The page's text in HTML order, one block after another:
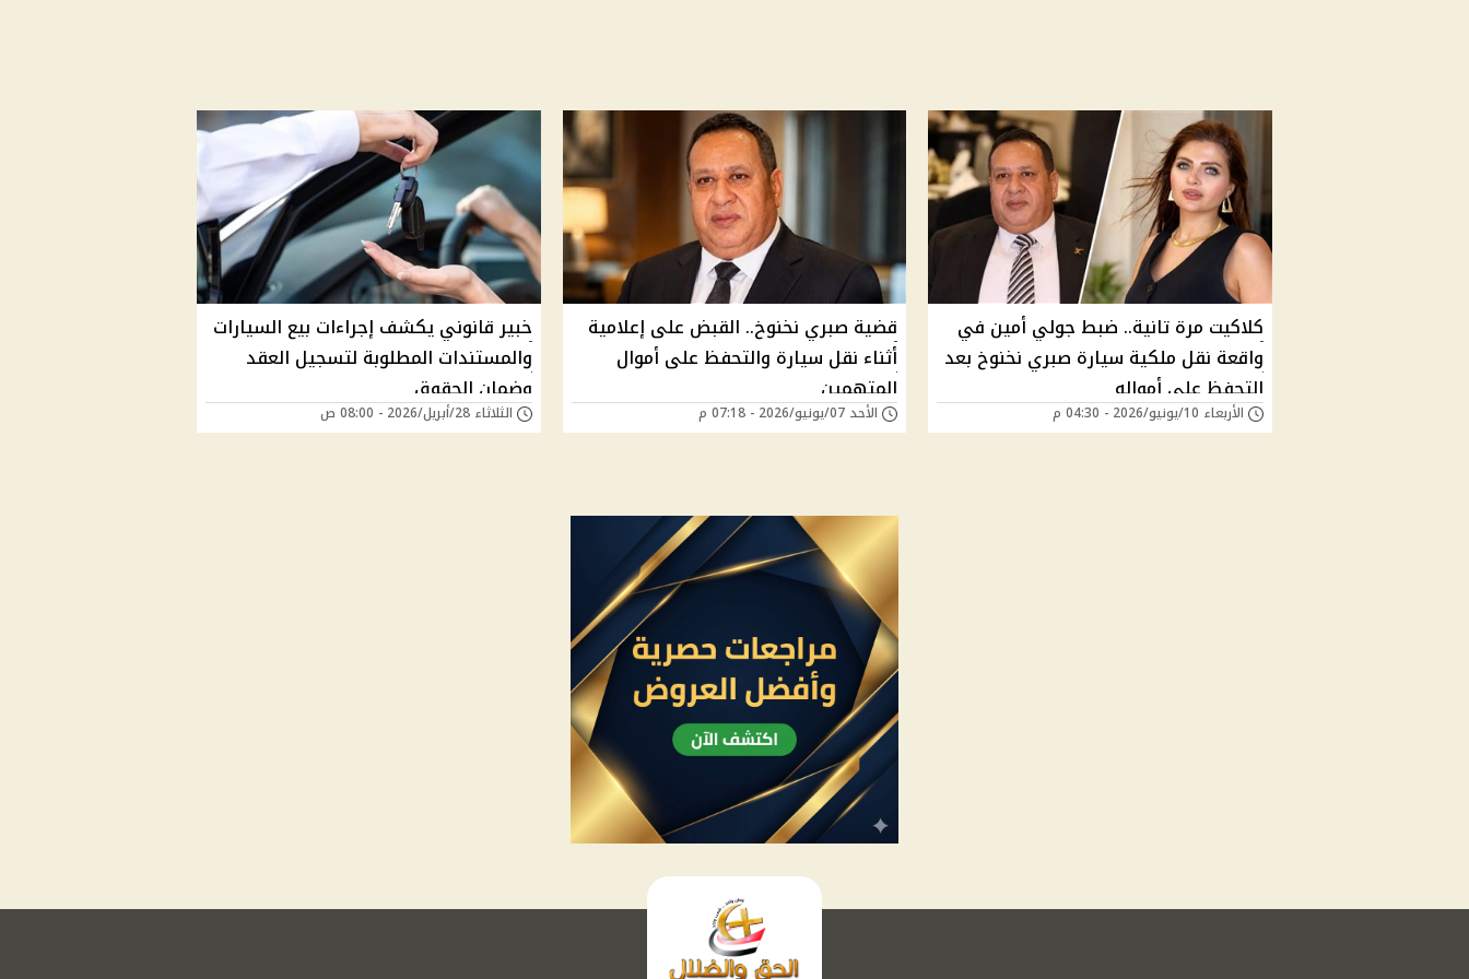
كلاكيت مرة تانية.. ضبط جولي أمين في
واقعة نقل ملكية سيارة صبري نخنوخ بعد
التحفظ على أمواله
الأربعاء 10/يونيو/2026 - 04:30 م
قضية صبري نخنوخ.. القبض على إعلامية
أثناء نقل سيارة والتحفظ على أموال
المتهمين
الأحد 07/يونيو/2026 - 07:18 م
خبير قانوني يكشف إجراءات بيع السيارات
والمستندات المطلوبة لتسجيل العقد
وضمان الحقوق
الثلاثاء 28/أبريل/2026 - 08:00 ص